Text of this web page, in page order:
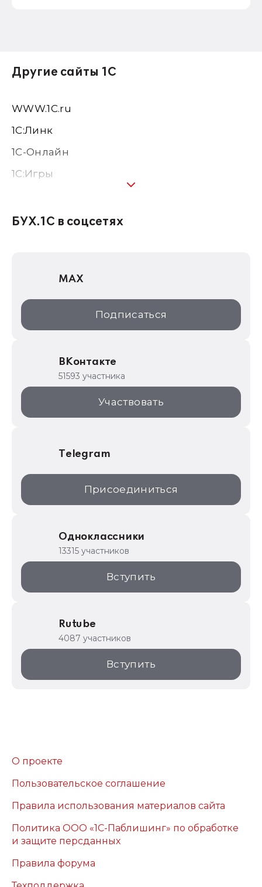
Другие сайты 1С
WWW.1С.ru
1С:Линк
1С-Онлайн
1C:Игры
1С:Консалтинг
1С:Дистрибьюция
1С:Образование
ИТС.1C.ru
1С:Торговая площадка
БУХ.1С в соцсетях
MAX
Подписаться
ВКонтакте
51593 участника
Участвовать
Telegram
Присоединиться
Одноклассники
13315 участников
Вступить
Rutube
4087 участников
Вступить
О проекте
Пользовательское соглашение
Правила использования материалов сайта
Политика ООО «1С-Паблишинг» по обработке
и защите персданных
Правила форума